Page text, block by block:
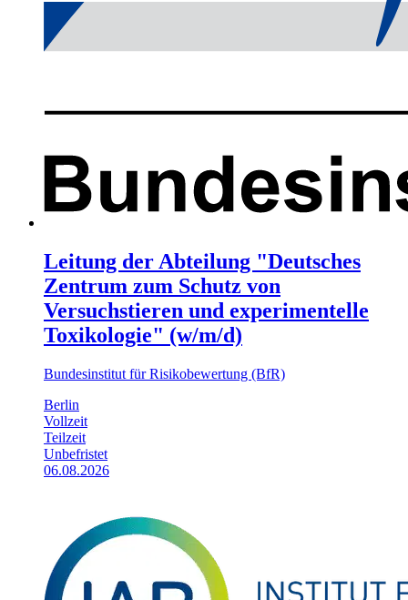
Leitung der Abteilung "Deutsches
Zentrum zum Schutz von
Versuchstieren und experimentelle
Toxikologie" (w/m/d)
Bundesinstitut für Risikobewertung (BfR)
Berlin
Vollzeit
Teilzeit
Unbefristet
06.08.2026